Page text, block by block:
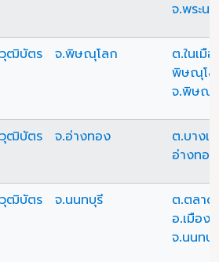
จ.พระน
วุฒิบัตร จ.พิษณุโลก
ต.ในเมื
พิษณุโล
จ.พิษณุ
วุฒิบัตร จ.อ่างทอง
ต.บางแ
อ่างทอ
วุฒิบัตร จ.นนทบุรี
ต.ตลา
อ.เมือง
จ.นนทบุรี